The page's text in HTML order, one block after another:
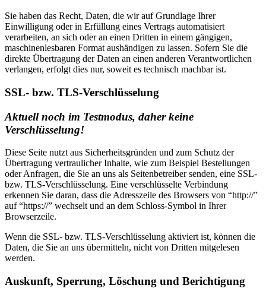
Sie haben das Recht, Daten, die wir auf Grundlage Ihrer
Einwilligung oder in Erfüllung eines Vertrags automatisiert
verarbeiten, an sich oder an einen Dritten in einem gängigen,
maschinenlesbaren Format aushändigen zu lassen. Sofern Sie die
direkte Übertragung der Daten an einen anderen Verantwortlichen
verlangen, erfolgt dies nur, soweit es technisch machbar ist.
SSL- bzw. TLS-Verschlüsselung
Aktuell noch im Testmodus, daher keine
Verschlüsselung!
Diese Seite nutzt aus Sicherheitsgründen und zum Schutz der
Übertragung vertraulicher Inhalte, wie zum Beispiel Bestellungen
oder Anfragen, die Sie an uns als Seitenbetreiber senden, eine SSL-
bzw. TLS-Verschlüsselung. Eine verschlüsselte Verbindung
erkennen Sie daran, dass die Adresszeile des Browsers von “http://”
auf “https://” wechselt und an dem Schloss-Symbol in Ihrer
Browserzeile.
Wenn die SSL- bzw. TLS-Verschlüsselung aktiviert ist, können die
Daten, die Sie an uns übermitteln, nicht von Dritten mitgelesen
werden.
Auskunft, Sperrung, Löschung und Berichtigung